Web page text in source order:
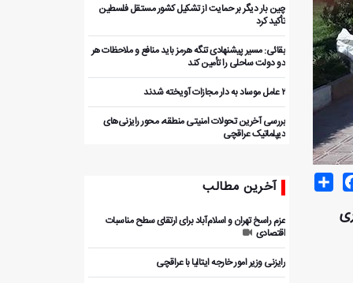
Share
چین بار دیگر بر حمایت از تشکیل کشور مستقل فلسطین
تأکید کرد
بقائی: مسیر پیشنهادی تنگه هرمز باید منافع و ملاحظات هر
دو دولت ساحلی را تأمین کند
۲ عامل موساد به دار مجازات آویخته شدند
بررسی آخرین تحولات امنیتی منطقه، محور رایزنی‌های
دیپلماتیک عراقچی
آخرین مطالب
عزم راسخ تهران و اسلام‌آباد برای ارتقای سطح مناسبات
اقتصادی
رایزنی وزیر امور خارجه ایتالیا با عراقچی